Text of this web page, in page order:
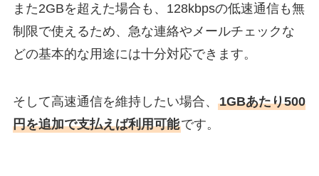
また2GBを超えた場合も、128kbpsの低速通信も無
制限で使えるため、急な連絡やメールチェックな
どの基本的な用途には十分対応できます。
そして高速通信を維持したい場合、 1GBあたり500
円を追加で支払えば利用可能です。